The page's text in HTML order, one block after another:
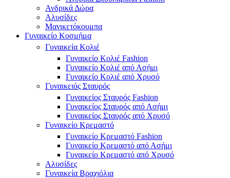
Ανδρικά Δώρα
Αλυσίδες
Μανικετόκουμπα
Γυναικείο Κοσμήμα
Γυναικεία Κολιέ
Γυναικείο Κολιέ Fashion
Γυναικείο Κολιέ από Ασήμι
Γυναικείο Κολιέ από Χρυσό
Γυναικειός Σταυρός
Γυναικείος Σταυρός Fashion
Γυναικείος Σταυρός από Ασήμι
Γυναικείος Σταυρός από Χρυσό
Γυναικείο Κρεμαστό
Γυναικείο Κρεμαστό Fashion
Γυναικείο Κρεμαστό από Ασήμι
Γυναικείο Κρεμαστό από Χρυσό
Αλυσίδες
Γυναικεία Βραχιόλια